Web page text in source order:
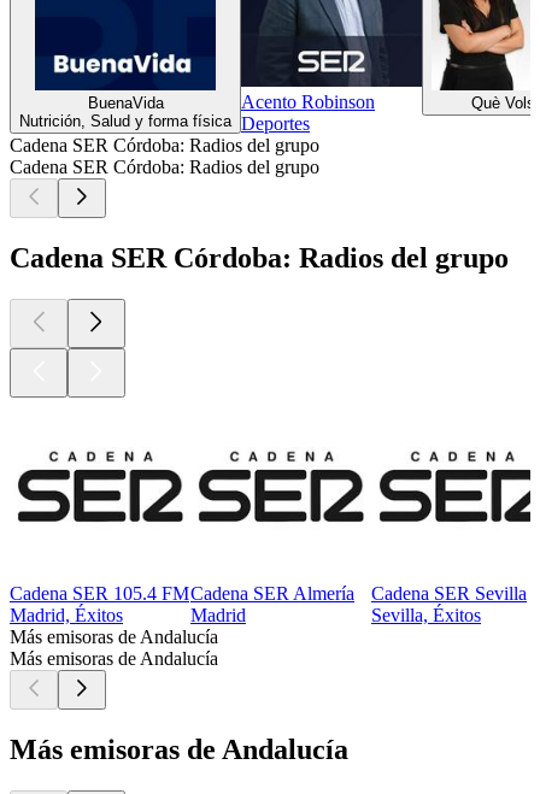
BuenaVida
Nutrición, Salud y forma física
Acento Robinson
Deportes
Què Vols
Cadena SER Córdoba: Radios del grupo
Cadena SER Córdoba: Radios del grupo
Cadena SER Córdoba: Radios del grupo
Cadena SER 105.4 FM
Madrid, Éxitos
Cadena SER Almería
Madrid
Cadena SER Sevilla
Sevilla, Éxitos
Más emisoras de Andalucía
Más emisoras de Andalucía
Más emisoras de Andalucía